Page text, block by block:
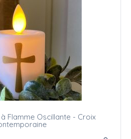
Flamme Oscillante - Croix